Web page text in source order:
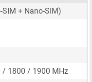
SIM + Nano-SIM)
/ 1800 / 1900 MHz